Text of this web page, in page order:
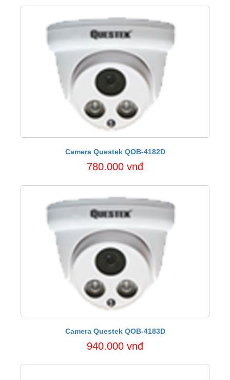
Camera Questek QOB-4182D
780.000 vnđ
Camera Questek QOB-4183D
940.000 vnđ